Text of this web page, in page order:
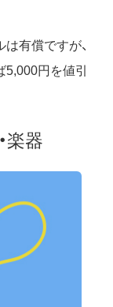
有償ですが、
円を値引
楽器